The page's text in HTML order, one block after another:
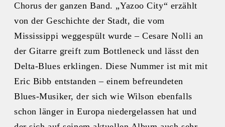
Chorus der ganzen Band. „Yazoo City“ erzählt
von der Geschichte der Stadt, die vom
Mississippi weggespült wurde – Cesare Nolli an
der Gitarre greift zum Bottleneck und lässt den
Delta-Blues erklingen. Diese Nummer ist mit mit
Eric Bibb entstanden – einem befreundeten
Blues-Musiker, der sich wie Wilson ebenfalls
schon länger in Europa niedergelassen hat und